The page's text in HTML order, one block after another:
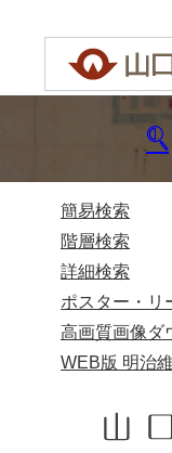
簡易検索
階層検索
詳細検索
ポスター・リ
高画質画像ダ
WEB版 明治